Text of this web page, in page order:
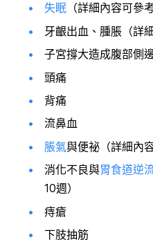
失眠 （詳細內容可參
牙齦出血、腫脹（詳
子宮撐大造成腹部側
頭痛
背痛
流鼻血
脹氣與便祕（詳細內
消化不良與胃食道逆
10週）
痔瘡
下肢抽筋